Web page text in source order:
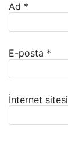
Ad *
E-posta *
İnternet sitesi